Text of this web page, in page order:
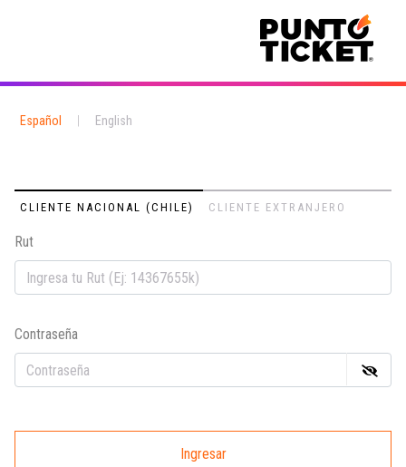
Español English
CLIENTE NACIONAL (CHILE) CLIENTE EXTRANJERO
Rut
Contraseña
Ingresar